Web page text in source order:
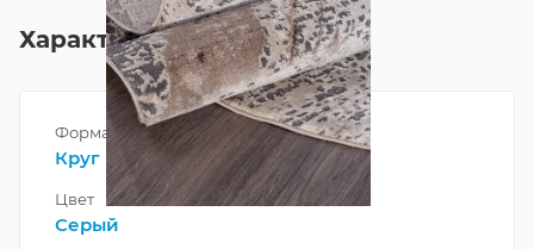
Характеристики
Форма
Круг
Цвет
Серый